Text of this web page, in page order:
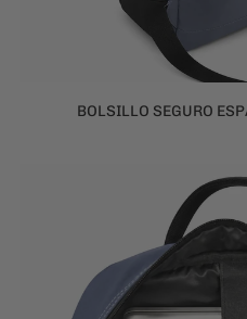
BOLSILLO SEGURO